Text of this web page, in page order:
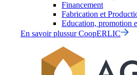
Financement
Fabrication et
Education, promotion
En savoir plussurCoopERLIC